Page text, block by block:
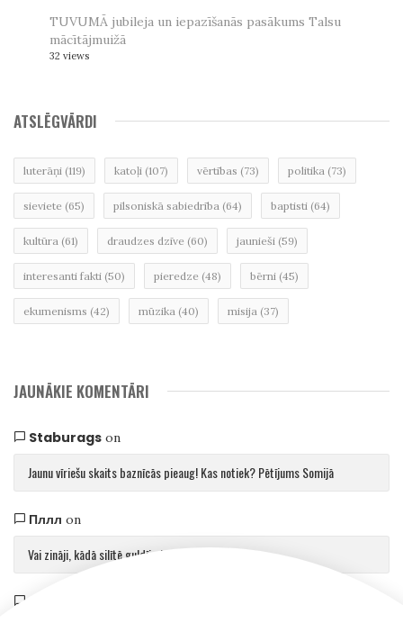
TUVUMĀ jubileja un iepazīšanās pasākums Talsu
mācītājmuižā
32 views
ATSLĒGVĀRDI
luterāņi (119) katoļi (107) vērtības (73) politika (73)
sieviete (65) pilsoniskā sabiedrība (64) baptisti (64)
kultūra (61) draudzes dzīve (60) jaunieši (59)
interesanti fakti (50) pieredze (48) bērni (45)
ekumenisms (42) mūzika (40) misija (37)
JAUNĀKIE KOMENTĀRI
Staburagson
Jaunu vīriešu skaits baznīcās pieaug! Kas notiek? Pētījums Somijā
Пллл on
Vai zināji, kādā silītē guldīja Jēzu?